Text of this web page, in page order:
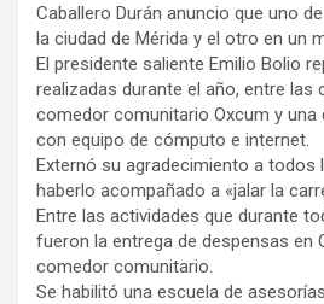
Caballero Durán anuncio que uno
la ciudad de Mérida y el otro en un
El presidente saliente Emilio Bolio
realizadas durante el año, entre las
comedor comunitario Oxcum y una
con equipo de cómputo e internet.
Externó su agradecimiento a
haberlo acompañado a «jalar la
Entre las actividades que durante
fueron la entrega de despensas en
comedor comunitario.
Se habilitó una escuela de